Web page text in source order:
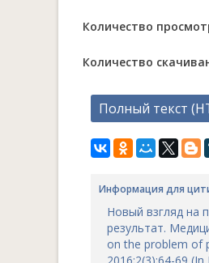
Количество
Количество
Полный текст
Информация для
Новый взгляд на
результат.
on the problem of